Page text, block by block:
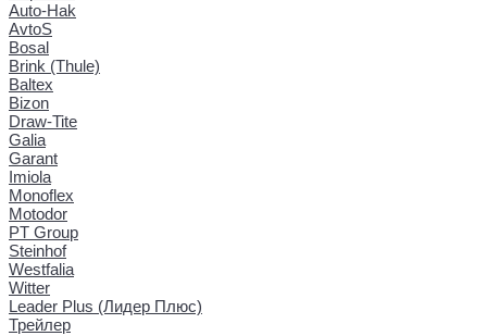
Auto-Hak
AvtoS
Bosal
Brink (Thule)
Baltex
Bizon
Draw-Tite
Galia
Garant
Imiola
Monoflex
Motodor
PT Group
Steinhof
Westfalia
Witter
Leader Plus (Лидер Плюс)
Трейлер